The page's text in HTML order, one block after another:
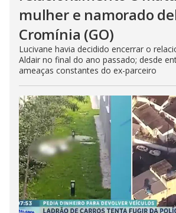
mulher e namorado
Cromínia (GO)
Lucivane havia decidido encerrar o
Aldair no final do ano passado; desde
ameaças constantes do ex-parceiro